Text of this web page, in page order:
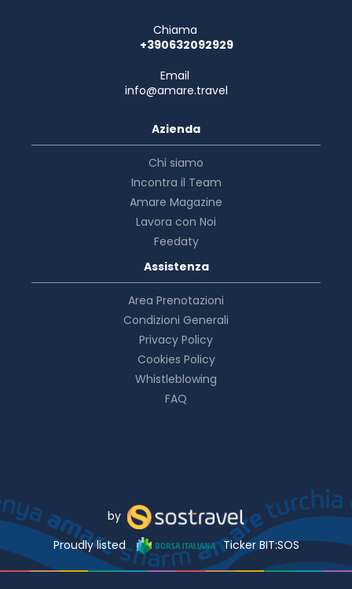
Chiama
+390632092929
Email
info@amare.travel
Azienda
Chi siamo
Incontra il Team
Amare Magazine
Lavora con Noi
Feedaty
Assistenza
Area Prenotazioni
Condizioni Generali
Privacy Policy
Cookies Policy
Whistleblowing
FAQ
by
Proudly listed
Ticker BIT:SOS